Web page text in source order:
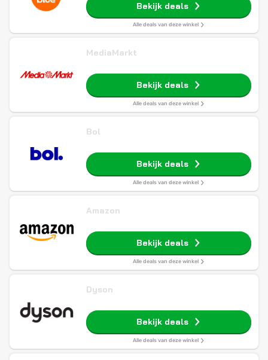
Bekijk deals
Alle deals van deze winkel
MediaMarkt
Bekijk deals
Alle deals van deze winkel
Bol
Bekijk deals
Alle deals van deze winkel
Amazon
Bekijk deals
Alle deals van deze winkel
Dyson
Bekijk deals
Alle deals van deze winkel